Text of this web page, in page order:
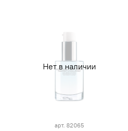
Нет в наличии
арт. 82065